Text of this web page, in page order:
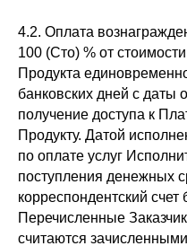
4.2. Оплата
100 (Сто) % от
Продукта
банковских дней с даты
получение доступа к
Продукту. Датой
по оплате услуг
поступления денежных
корреспондентский
Перечисленные
считаются